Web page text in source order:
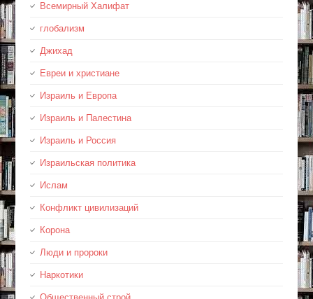
Всемирный Халифат
глобализм
Джихад
Евреи и христиане
Израиль и Европа
Израиль и Палестина
Израиль и Россия
Израильская политика
Ислам
Конфликт цивилизаций
Корона
Люди и пророки
Наркотики